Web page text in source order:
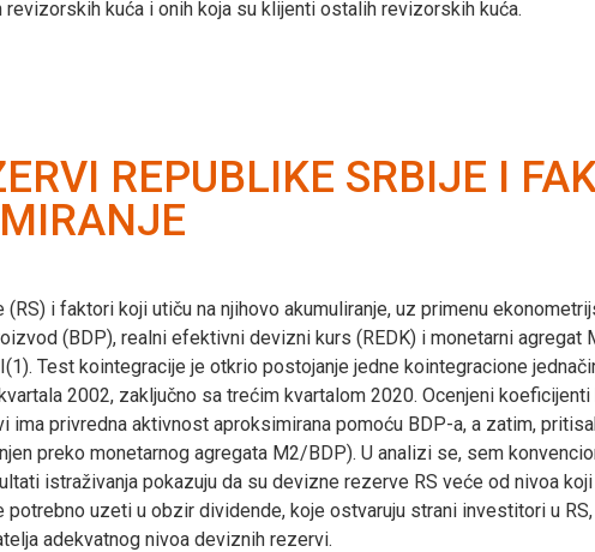
kuća i onih koja su klijenti ostalih revizorskih kuća.
REPUBLIKE SRBIJE I
i faktori koji utiču na njihovo akumuliranje, uz primenu
(BDP), realni efektivni devizni kurs (REDK) i monetarni agregat
Test kointegracije je otkrio postojanje jedne kointegracione
2002, zaključno sa trećim kvartalom 2020. Ocenjeni
ima privredna aktivnost aproksimirana pomoću BDP-a, a zatim,
preko monetarnog agregata M2/BDP). U analizi se, sem
istraživanja pokazuju da su devizne rezerve RS veće od nivoa
uzeti u obzir dividende, koje ostvaruju strani investitori u
adekvatnog nivoa deviznih rezervi.